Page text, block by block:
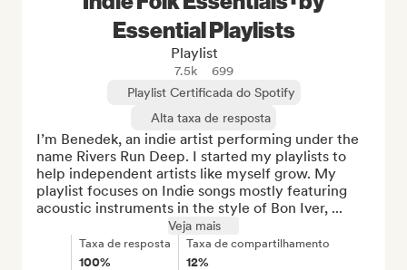
Essential Playlists
Playlist
7.5k
699
Playlist Certificada do Spotify
Alta taxa de resposta
I’m Benedek, an indie artist performing under the
name Rivers Run Deep. I started my playlists to
help independent artists like myself grow. My
playlist focuses on Indie songs mostly featuring
acoustic instruments in the style of Bon Iver, ...
Veja mais
Taxa de resposta
100%
Taxa de compartilhamento
12%